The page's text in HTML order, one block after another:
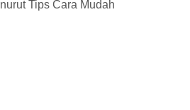
Tips Cara Mudah